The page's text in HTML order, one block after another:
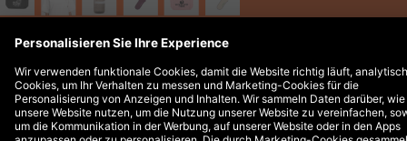
Rechtliche Hinweise © 2026 DEPT